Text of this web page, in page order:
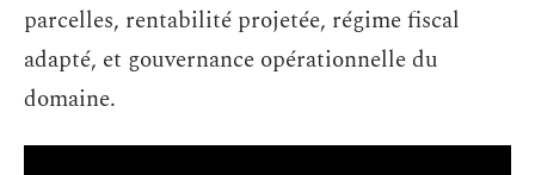
parcelles, rentabilité projetée, régime fiscal
adapté, et gouvernance opérationnelle du
domaine.